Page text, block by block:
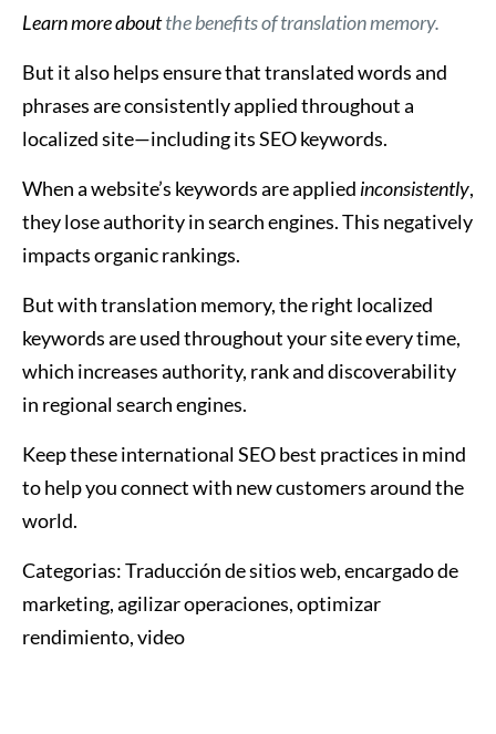
Learn more aboutthe benefits of translation memory.
But it also helps ensure that translated words and
phrases are consistently applied throughout a
localized site—including its SEO keywords.
When a website’s keywords are applied inconsistently,
they lose authority in search engines. This negatively
impacts organic rankings.
But with translation memory, the right localized
keywords are used throughout your site every time,
which increases authority, rank and discoverability
in regional search engines.
Keep these international SEO best practices in mind
to help you connect with new customers around the
world.
Categorias:Traducción de sitios web, encargado de
marketing, agilizar operaciones, optimizar
rendimiento, video